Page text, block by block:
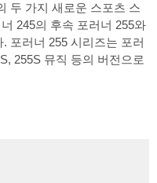
두 가지 새로운 스포츠 스
245의 후속 포러너 255와
포러너 255 시리즈는 포러
255S 뮤직 등의 버전으로